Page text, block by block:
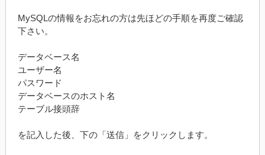
MySQLの情報をお忘れの方は先ほどの手順を再度ご確認
下さい。
データベース名
ユーザー名
パスワード
データベースのホスト名
テーブル接頭辞
を記入した後、下の「送信」をクリックします。